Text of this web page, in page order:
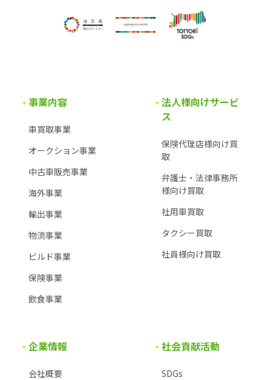
事業内容
車買取事業
オークション事業
中古車販売事業
海外事業
輸出事業
物流事業
ビルド事業
保険事業
飲食事業
法人様向けサービ
ス
保険代理店様向け買
取
弁護士・法律事務所
様向け買取
社用車買取
タクシー買取
社員様向け買取
企業情報
会社概要
社会貢献活動
SDGs